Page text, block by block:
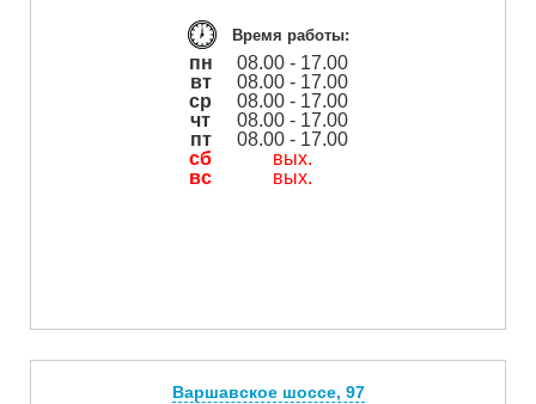
Время работы:
пн
08.00 - 17.00
вт
08.00 - 17.00
ср
08.00 - 17.00
чт
08.00 - 17.00
пт
08.00 - 17.00
сб
вых.
вс
вых.
Варшавское шоссе, 97